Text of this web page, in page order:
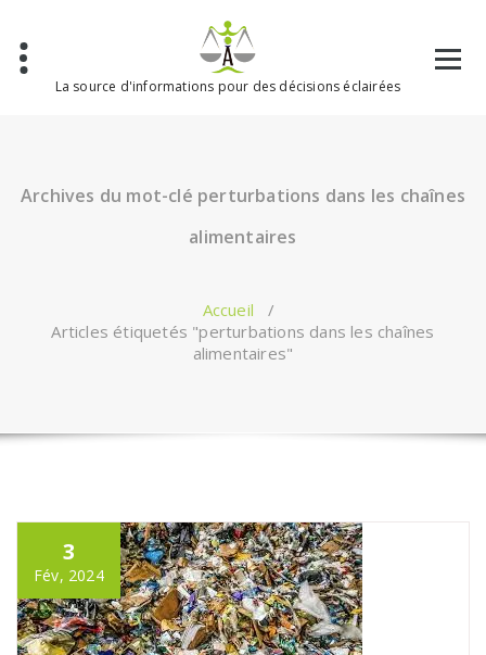
contenu
La source d'informations pour des décisions éclairées
Archives du mot-clé perturbations dans les chaînes
alimentaires
Accueil /
Articles étiquetés "perturbations dans les chaînes
alimentaires"
3
Fév, 2024